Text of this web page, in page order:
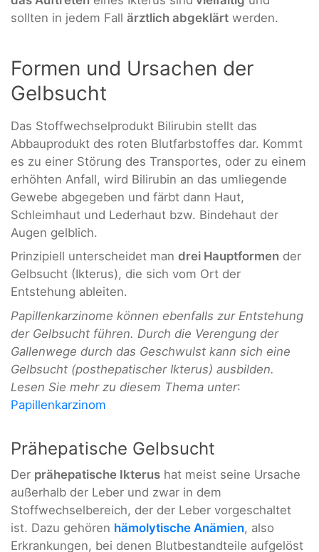
sollten in jedem Fall ärztlich abgeklärt werden.
Formen und Ursachen der
Gelbsucht
Das Stoffwechselprodukt Bilirubin stellt das
Abbauprodukt des roten Blutfarbstoffes dar. Kommt
es zu einer Störung des Transportes, oder zu einem
erhöhten Anfall, wird Bilirubin an das umliegende
Gewebe abgegeben und färbt dann Haut,
Schleimhaut und Lederhaut bzw. Bindehaut der
Augen gelblich.
Prinzipiell unterscheidet man drei Hauptformen der
Gelbsucht (Ikterus), die sich vom Ort der
Entstehung ableiten.
Papillenkarzinome können ebenfalls zur Entstehung
der Gelbsucht führen. Durch die Verengung der
Gallenwege durch das Geschwulst kann sich eine
Gelbsucht (posthepatischer Ikterus) ausbilden.
Lesen Sie mehr zu diesem Thema unter:
Papillenkarzinom
Prähepatische Gelbsucht
Der prähepatische Ikterus hat meist seine Ursache
außerhalb der Leber und zwar in dem
Stoffwechselbereich, der der Leber vorgeschaltet
ist. Dazu gehören hämolytische Anämien, also
Erkrankungen, bei denen Blutbestandteile aufgelöst